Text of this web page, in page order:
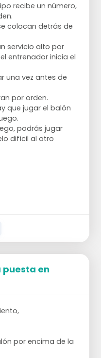
recibe un número,
colocan detrás de
servicio alto por
entrenador inicia el
una vez antes de
por orden.
que jugar el balón
podrás jugar
difícil al otro
puesta en
por encima de la